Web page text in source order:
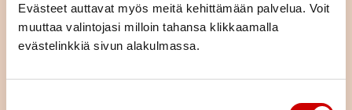
Evästeet auttavat myös meitä kehittämään palvelua. Voit
muuttaa valintojasi milloin tahansa klikkaamalla
evästelinkkiä sivun alakulmassa.
Kun sydänsairaudesta tuli
identiteetti – miten Jouni löysi
tiensä takaisin elämään
LUE ARTIKKELI